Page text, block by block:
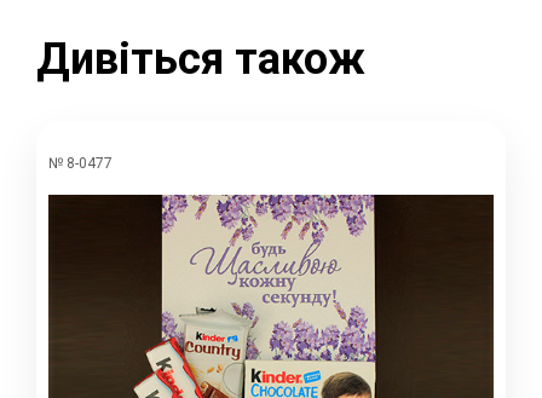
Дивіться також
№ 8-0477